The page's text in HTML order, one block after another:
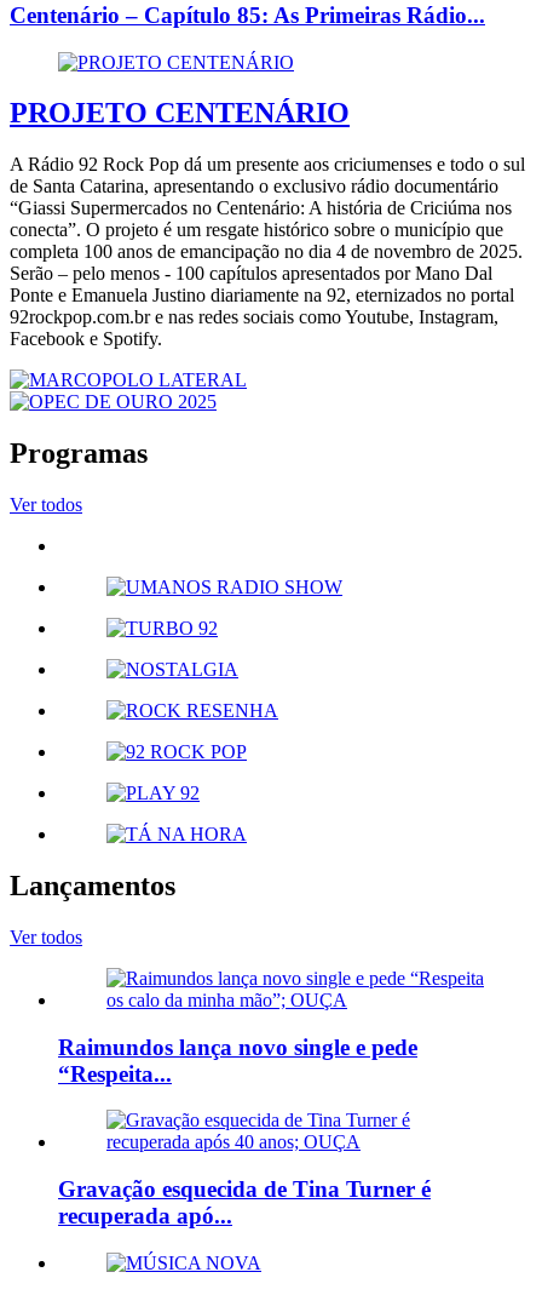
Centenário – Capítulo 85: As Primeiras Rádio...
PROJETO CENTENÁRIO
A Rádio 92 Rock Pop dá um presente aos criciumenses e todo o sul
de Santa Catarina, apresentando o exclusivo rádio documentário
“Giassi Supermercados no Centenário: A história de Criciúma nos
conecta”. O projeto é um resgate histórico sobre o município que
completa 100 anos de emancipação no dia 4 de novembro de 2025.
Serão – pelo menos - 100 capítulos apresentados por Mano Dal
Ponte e Emanuela Justino diariamente na 92, eternizados no portal
92rockpop.com.br e nas redes sociais como Youtube, Instagram,
Facebook e Spotify.
Programas
Ver todos
Lançamentos
Ver todos
Raimundos lança novo single e pede
“Respeita...
Gravação esquecida de Tina Turner é
recuperada apó...